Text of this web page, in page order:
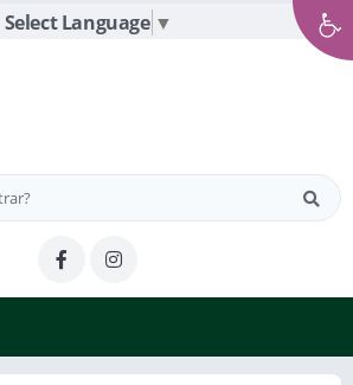
Select Language ▼